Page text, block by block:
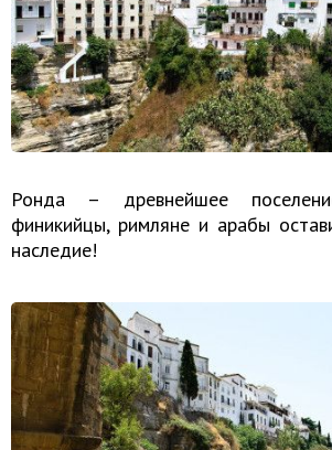
Ронда – древнейшее
финикийцы, римляне и арабы
наследие!